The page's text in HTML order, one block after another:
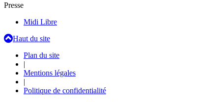
Presse
Midi Libre
Haut du site
Plan du site
|
Mentions légales
|
Politique de confidentialité